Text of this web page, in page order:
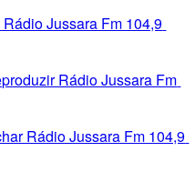
Jussara Fm 104,9
Rádio Jussara Fm
Rádio Jussara Fm 104,9